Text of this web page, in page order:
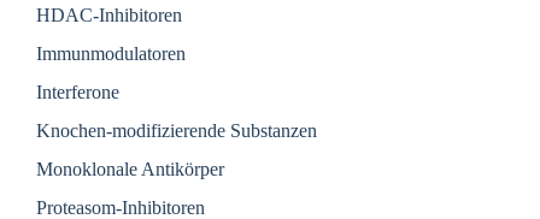
HDAC-Inhibitoren
Immunmodulatoren
Interferone
Knochen-modifizierende Substanzen
Monoklonale Antikörper
Proteasom-Inhibitoren